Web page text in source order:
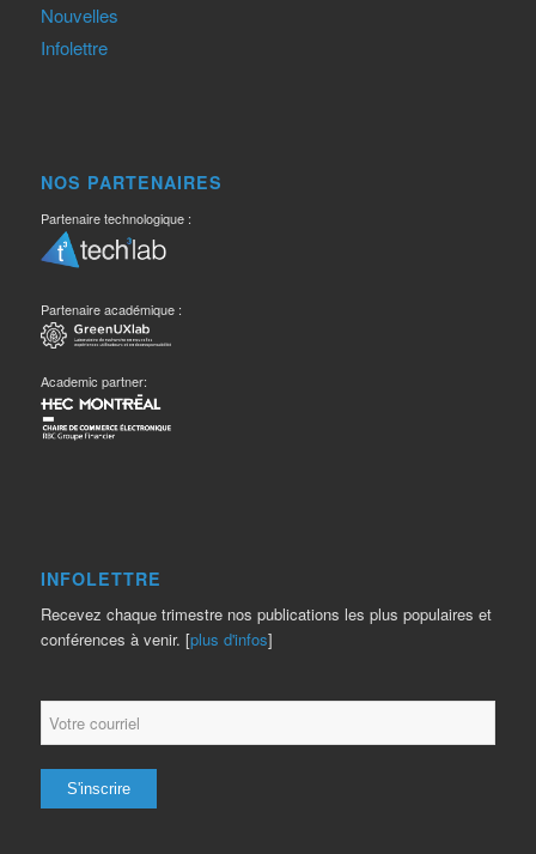
Nouvelles
Infolettre
NOS PARTENAIRES
Partenaire technologique :
Partenaire académique :
Academic partner:
INFOLETTRE
Recevez chaque trimestre nos publications les plus populaires et
conférences à venir. [plus d'infos]